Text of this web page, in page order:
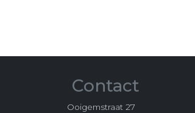
Contact
Ooigemstraat 27